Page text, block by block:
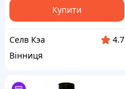
Купити
Селв Кэа
4.7
Вінниця